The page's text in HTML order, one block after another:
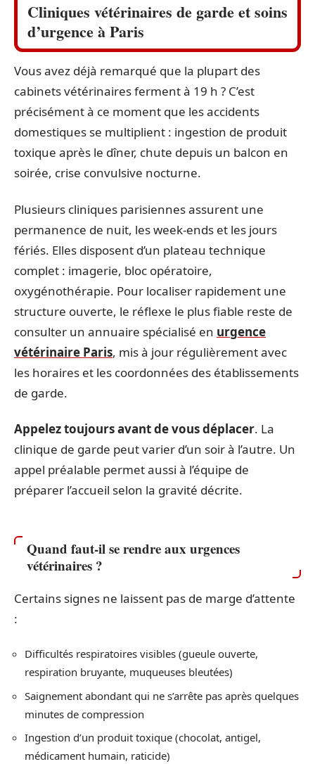
Cliniques vétérinaires de garde et soins
d’urgence à Paris
Vous avez déjà remarqué que la plupart des
cabinets vétérinaires ferment à 19 h ? C’est
précisément à ce moment que les accidents
domestiques se multiplient : ingestion de produit
toxique après le dîner, chute depuis un balcon en
soirée, crise convulsive nocturne.
Plusieurs cliniques parisiennes assurent une
permanence de nuit, les week-ends et les jours
fériés. Elles disposent d’un plateau technique
complet : imagerie, bloc opératoire,
oxygénothérapie. Pour localiser rapidement une
structure ouverte, le réflexe le plus fiable reste de
consulter un annuaire spécialisé en urgence
vétérinaire Paris, mis à jour régulièrement avec
les horaires et les coordonnées des établissements
de garde.
Appelez toujours avant de vous déplacer. La
clinique de garde peut varier d’un soir à l’autre. Un
appel préalable permet aussi à l’équipe de
préparer l’accueil selon la gravité décrite.
Quand faut-il se rendre aux urgences
vétérinaires ?
Certains signes ne laissent pas de marge d’attente
:
Difficultés respiratoires visibles (gueule ouverte,
respiration bruyante, muqueuses bleutées)
Saignement abondant qui ne s’arrête pas après quelques
minutes de compression
Ingestion d’un produit toxique (chocolat, antigel,
médicament humain, raticide)